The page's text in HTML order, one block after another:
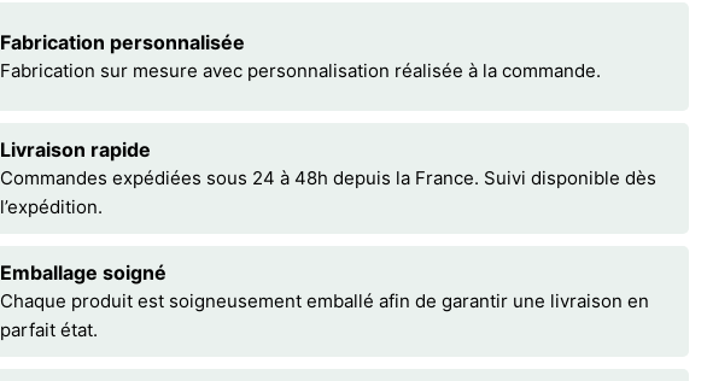
Fabrication personnalisée
Fabrication sur mesure avec personnalisation réalisée à la commande.
Livraison rapide
Commandes expédiées sous 24 à 48h depuis la France. Suivi disponible dès
l’expédition.
Emballage soigné
Chaque produit est soigneusement emballé afin de garantir une livraison en
parfait état.